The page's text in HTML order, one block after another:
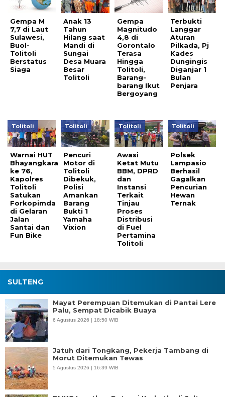
Gempa M
7,7 di Laut
Sulawesi,
Buol-
Tolitoli
Berstatus
Siaga
Anak 13
Tahun
Hilang saat
Mandi di
Sungai
Desa Muara
Besar
Tolitoli
Gempa
Magnitudo
4,8 di
Gorontalo
Terasa
Hingga
Tolitoli,
Barang-
barang Ikut
Bergoyang
Terbukti
Langgar
Aturan
Pilkada, Pj
Kades
Dungingis
Diganjar 1
Bulan
Penjara
Tolitoli
Warnai HUT
Bhayangkara
ke 76,
Kapolres
Tolitoli
Satukan
Forkopimda
di Gelaran
Jalan
Santai dan
Fun Bike
Tolitoli
Pencuri
Motor di
Tolitoli
Dibekuk,
Polisi
Amankan
Barang
Bukti 1
Yamaha
Vixion
Tolitoli
Awasi
Ketat Mutu
BBM, DPRD
dan
Instansi
Terkait
Tinjau
Proses
Distribusi
di Fuel
Pertamina
Tolitoli
Tolitoli
Polsek
Lampasio
Berhasil
Gagalkan
Pencurian
Hewan
Ternak
SULTENG
Mayat Perempuan Ditemukan di Pantai Lere
Palu, Sempat Dicabik Buaya
6 Agustus 2026 | 18:50 WIB
Jatuh dari Tongkang, Pekerja Tambang di
Morut Ditemukan Tewas
5 Agustus 2026 | 16:39 WIB